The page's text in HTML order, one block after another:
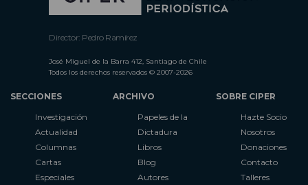
Director: Pedro Ramírez
José Miguel de la Barra 412, Santiago de Chile
Todos los derechos reservados © 2007-2026
SECCIONES
Investigación
Actualidad
Columnas
Cartas
Especiales
ARCHIVO
Papeles de la
Dictadura
Libros
Blog
Autores
SOBRE CIPER
Hazte Socio
Nosotros
Donaciones
Contacto
Talleres